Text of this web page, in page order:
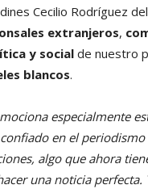
Cecilio Rodríguez
extranjeros,
y social de nuestro
blancos.
especialmente
en el
algo que ahora
una noticia